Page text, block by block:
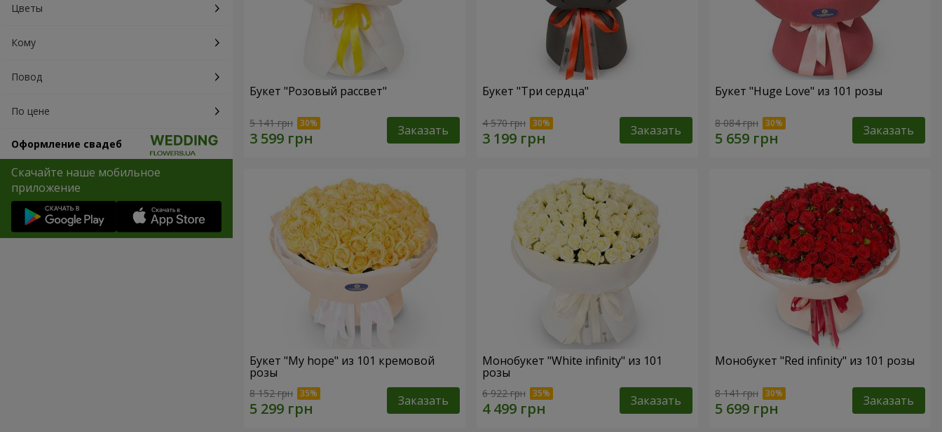
Цветы
Кому
Повод
По цене
Оформление свадеб
Скачайте наше мобильное
приложение
Букет "Розовый рассвет"
5 141 грн Заказать
Букет "Три сердца"
4 570 грн Заказать
Букет "Huge Love" из 101 розы
8 084 грн Заказать
Букет "My hope" из 101 кремовой
розы
8 152 грн Заказать
Монобукет "White infinity" из 101
розы
6 922 грн Заказать
Монобукет "Red infinity" из 101 розы
8 141 грн Заказать